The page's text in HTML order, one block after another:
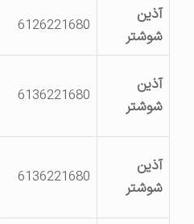
آذین
شوشتر
6126221680
آذین
شوشتر
6136221680
آذین
شوشتر
6136221680